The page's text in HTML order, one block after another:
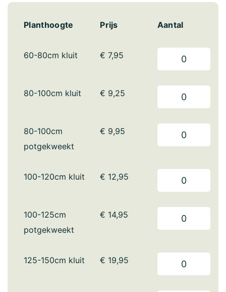
Planthoogte Prijs Aantal
60-80cm kluit € 7,95
80-100cm kluit € 9,25
80-100cm
potgekweekt
€ 9,95
100-120cm kluit € 12,95
100-125cm
potgekweekt
€ 14,95
125-150cm kluit € 19,95